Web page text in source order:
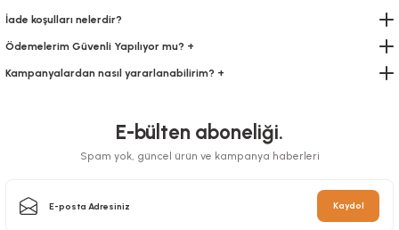
Karıştırıcı Tahta 11 cm
+ KDV
Sepete Ekle
95 Çap Bardak PET 400 Cc (14 Oz)
İade koşulları nelerdir?
Ödemelerim Güvenli Yapılıyor mu? +
Kampanyalardan nasıl yararlanabilirim? +
E-bülten aboneliği.
Spam yok, güncel ürün ve kampanya haberleri
Kaydol